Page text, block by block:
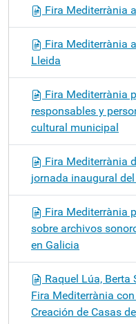
Fira Mediterrània
Fira Mediterrània
Lleida
Fira Mediterrània
responsables y
cultural municipal
Fira Mediterrània
jornada inaugural
Fira Mediterrània
sobre archivos
en Galicia
Raquel Lúa,
Fira Mediterrània
Creación de Casas